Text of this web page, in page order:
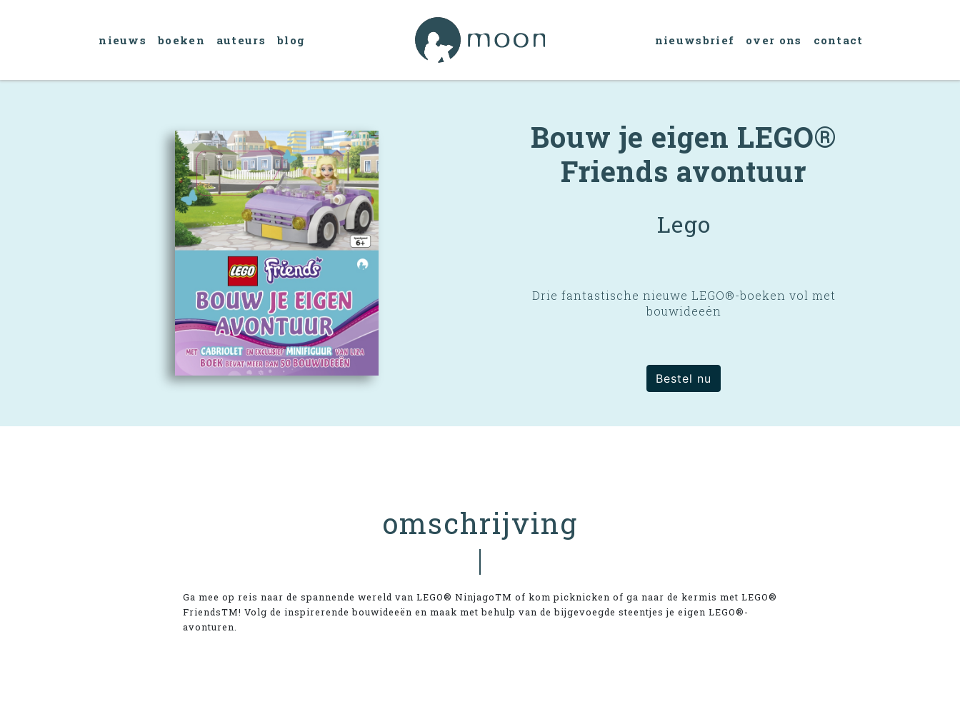
nieuws boeken auteurs blog nieuwsbrief over ons contact
Bouw je eigen LEGO®
Friends avontuur
Lego
Drie fantastische nieuwe LEGO®-boeken vol met
bouwideeën
Bestel nu
omschrijving
Ga mee op reis naar de spannende wereld van LEGO® NinjagoTM of kom picknicken of ga naar de kermis met LEGO®
FriendsTM! Volg de inspirerende bouwideeën en maak met behulp van de bijgevoegde steentjes je eigen LEGO®-
avonturen.